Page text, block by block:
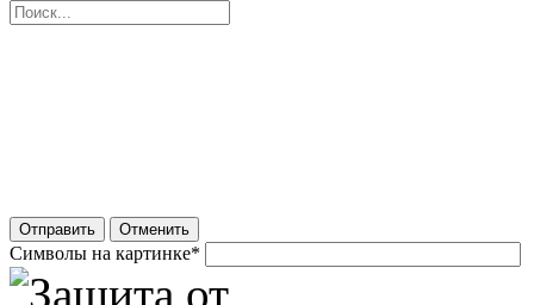
Отправить Отменить
Символы на картинке*